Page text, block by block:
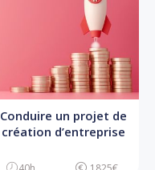
Conduire un projet de
création d’entreprise